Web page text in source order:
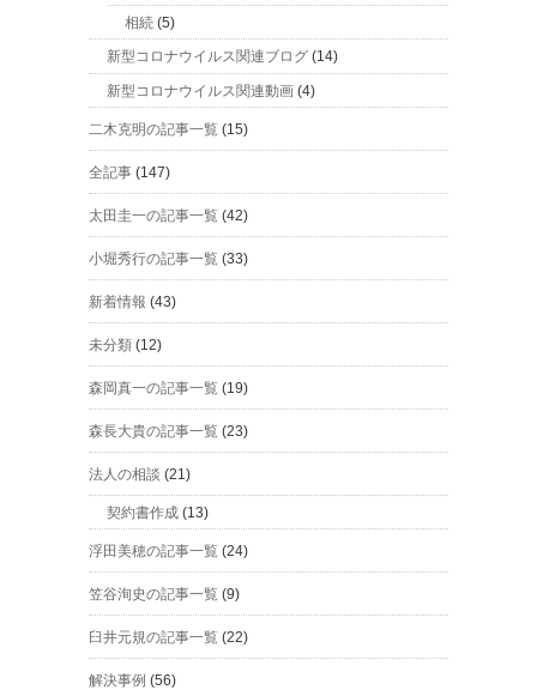
相続 (5)
新型コロナウイルス関連ブログ (14)
新型コロナウイルス関連動画 (4)
二木克明の記事一覧 (15)
全記事 (147)
太田圭一の記事一覧 (42)
小堀秀行の記事一覧 (33)
新着情報 (43)
未分類 (12)
森岡真一の記事一覧 (19)
森長大貴の記事一覧 (23)
法人の相談 (21)
契約書作成 (13)
浮田美穂の記事一覧 (24)
笠谷洵史の記事一覧 (9)
臼井元規の記事一覧 (22)
解決事例 (56)